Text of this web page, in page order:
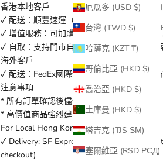
厄瓜多 (USD $)
台灣 (TWD $)
哈薩克 (KZT ₸)
哥倫比亞 (HKD $)
喬治亞 (HKD $)
土庫曼 (HKD $)
塔吉克 (TJS ЅМ)
塞爾維亞 (RSD РСД)
香港本地客戶
✓ 配送：順豐速運（運費結帳時自動計算）
✓ 增值服務：可加購保險/特殊包裝（下單時
✓ 自取：支持門市自取（下單後請儘快聯係
海外客戶
✓ 配送：FedEx國際快遞（運費與商品同步結
注意事項
* 所有訂單確認後儘快出貨
* 高價值商品強烈建議加購保險
For Local Hong Kong Customers:
✓ Delivery: SF Express (Shipping fee
checkout)